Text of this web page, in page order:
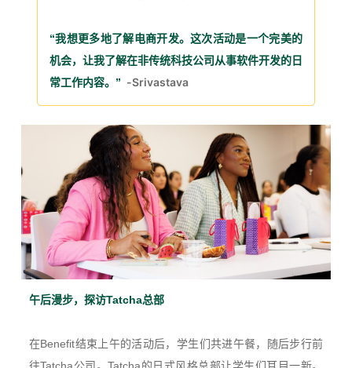
“我想更多地了解电商开发。这次活动是一个完美的
机会，让我了解在非传统科技公司从事软件开发的日
常工作内容。” -Srivastava
午后漫步，探访Tatcha总部
在Benefit结束上午的活动后，学生们共进午餐，随后步行前
往Tatcha公司。Tatcha的日式风格总部让学生们耳目一新。